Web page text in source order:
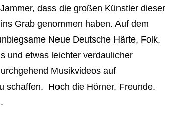
dass die großen Künstler dieser
Grab genommen haben. Auf dem
Neue Deutsche Härte, Folk,
und etwas leichter verdaulicher
Musikvideos auf
schaffen. Hoch die Hörner, Freunde.